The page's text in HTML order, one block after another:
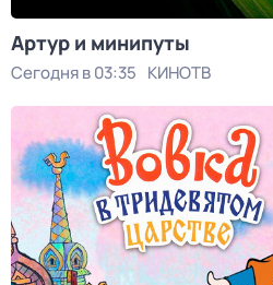
Артур и минипуты
Сегодня в 03:35 КИНОТВ